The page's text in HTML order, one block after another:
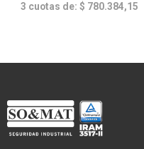
3 cuotas de: $ 780.384,15